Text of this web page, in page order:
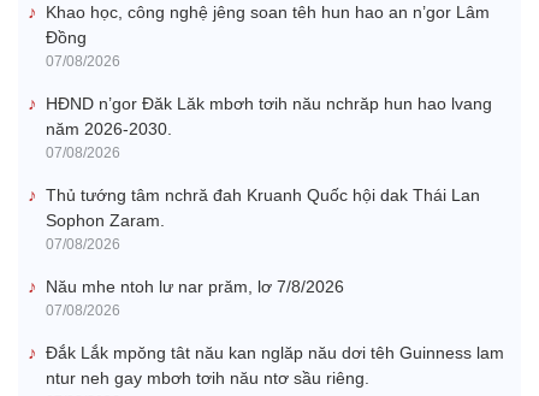
Khao học, công nghệ jêng soan têh hun hao an n’gor Lâm
Đồng
07/08/2026
HĐND n’gor Đăk Lăk mbơh tơih nău nchrăp hun hao lvang
năm 2026-2030.
07/08/2026
Thủ tướng tâm nchră đah Kruanh Quốc hội dak Thái Lan
Sophon Zaram.
07/08/2026
Nău mhe ntoh lư nar prăm, lơ 7/8/2026
07/08/2026
Đắk Lắk mpŏng tât nău kan nglăp nău dơi têh Guinness lam
ntur neh gay mbơh tơih nău ntơ sầu riêng.